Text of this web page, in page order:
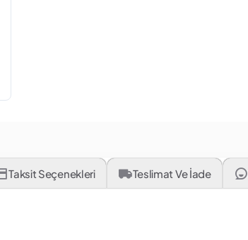
Taksit Seçenekleri Teslimat Ve İade